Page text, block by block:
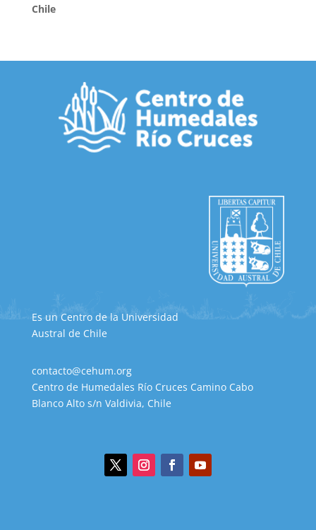
Chile
Es un Centro de la Universidad
Austral de Chile
contacto@cehum.org
Centro de Humedales Río Cruces Camino Cabo
Blanco Alto s/n Valdivia, Chile